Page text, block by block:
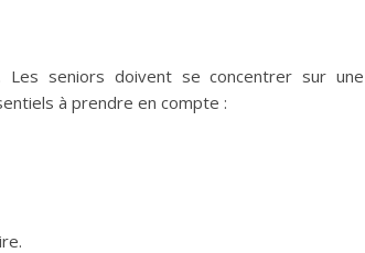
seniors doivent se concentrer sur une
à prendre en compte :